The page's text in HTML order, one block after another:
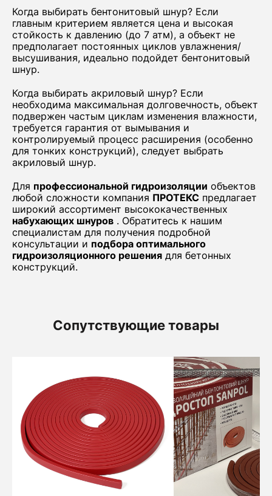
Когда выбирать бентонитовый шнур? Если
главным критерием является цена и высокая
стойкость к давлению (до 7 атм), а объект не
предполагает постоянных циклов увлажнения/
высушивания, идеально подойдет бентонитовый
шнур.
Когда выбирать акриловый шнур? Если
необходима максимальная долговечность, объект
подвержен частым циклам изменения влажности,
требуется гарантия от вымывания и
контролируемый процесс расширения (особенно
для тонких конструкций), следует выбрать
акриловый шнур.
Для профессиональной гидроизоляции объектов
любой сложности компания ПРОТЕКС предлагает
широкий ассортимент высококачественных
набухающих шнуров . Обратитесь к нашим
специалистам для получения подробной
консультации и подбора оптимального
гидроизоляционного решения для бетонных
конструкций.
Сопутствующие товары